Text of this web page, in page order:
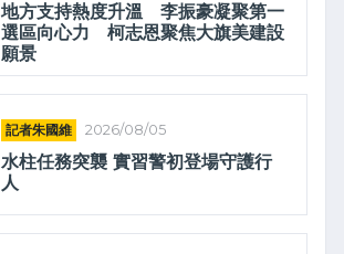
地方支持熱度升溫 李振豪凝聚第一
選區向心力 柯志恩聚焦大旗美建設
願景
記者朱國維 2026/08/05
水柱任務突襲 實習警初登場守護行
人